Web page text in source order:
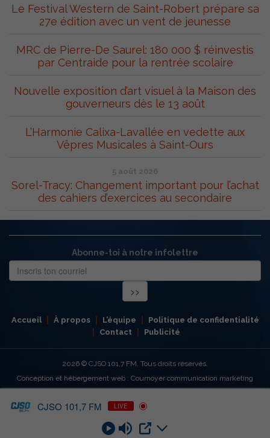
Le Festival Western de Saint-Robert prépare sa
27e édition avec un vent de jeunesse
MRC de Pierre-De Saurel: 180 000 $ réinvestis
par Centraide pour la rentrée scolaire
Nouvelle exposition d’art visuel à la Maison des
gouverneurs dès le 13 août
L’Harmonie Calixa-Lavallée en vedette aux
Vêpres Musicales à Saint-Ours
5 août 2026
Sorel-Tracy: Changement important pour l’achat
des cahiers d’exercices au secondaire
Abonne-toi à notre infolettre
Accueil À propos L’équipe
Politique de confidentialité
Contact
Publicité
2026 © CJSO 101,7 FM. Tous droits réservés.
Conception et hébergement web : Cournoyer communication marketing
CJSO 101,7 FM LIVE